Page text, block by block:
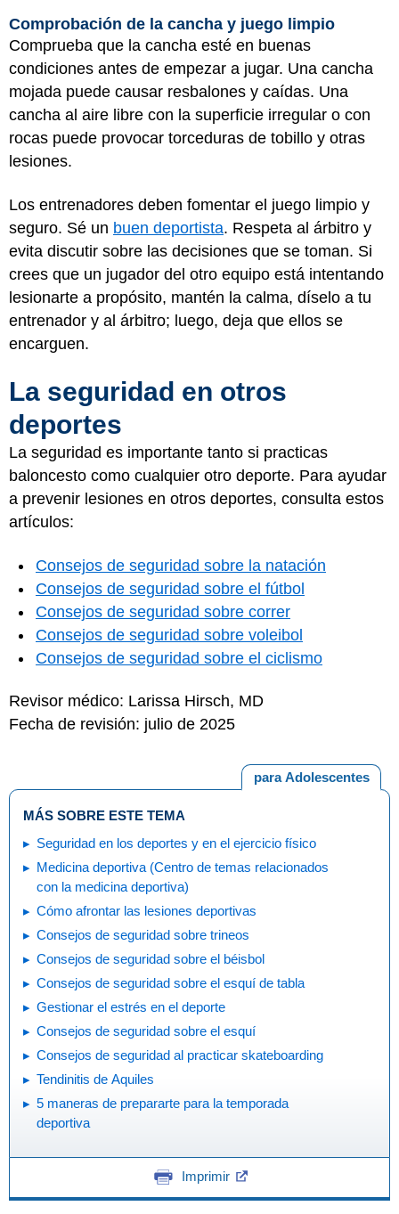
Comprobación de la cancha y juego limpio
Comprueba que la cancha esté en buenas
condiciones antes de empezar a jugar. Una cancha
mojada puede causar resbalones y caídas. Una
cancha al aire libre con la superficie irregular o con
rocas puede provocar torceduras de tobillo y otras
lesiones.
Los entrenadores deben fomentar el juego limpio y
seguro. Sé un buen deportista. Respeta al árbitro y
evita discutir sobre las decisiones que se toman. Si
crees que un jugador del otro equipo está intentando
lesionarte a propósito, mantén la calma, díselo a tu
entrenador y al árbitro; luego, deja que ellos se
encarguen.
La seguridad en otros
deportes
La seguridad es importante tanto si practicas
baloncesto como cualquier otro deporte. Para ayudar
a prevenir lesiones en otros deportes, consulta estos
artículos:
Consejos de seguridad sobre la natación
Consejos de seguridad sobre el fútbol
Consejos de seguridad sobre correr
Consejos de seguridad sobre voleibol
Consejos de seguridad sobre el ciclismo
Revisor médico: Larissa Hirsch, MD
Fecha de revisión: julio de 2025
para Adolescentes
MÁS SOBRE ESTE TEMA
Seguridad en los deportes y en el ejercicio físico
Medicina deportiva (Centro de temas relacionados
con la medicina deportiva)
Cómo afrontar las lesiones deportivas
Consejos de seguridad sobre trineos
Consejos de seguridad sobre el béisbol
Consejos de seguridad sobre el esquí de tabla
Gestionar el estrés en el deporte
Consejos de seguridad sobre el esquí
Consejos de seguridad al practicar skateboarding
Tendinitis de Aquiles
5 maneras de prepararte para la temporada
deportiva
Imprimir